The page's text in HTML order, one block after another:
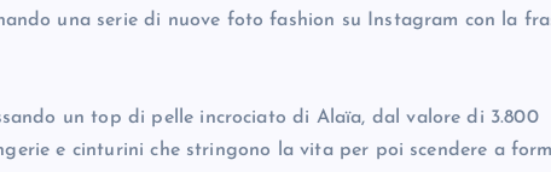
una serie di nuove foto fashion su Instagram con la
un top di pelle incrociato di Alaïa, dal valore di 3.800
e cinturini che stringono la vita per poi scendere a